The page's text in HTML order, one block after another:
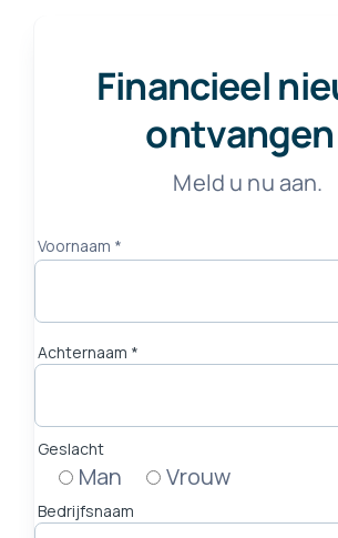
Financieel
ontvangen
Meld u nu aan.